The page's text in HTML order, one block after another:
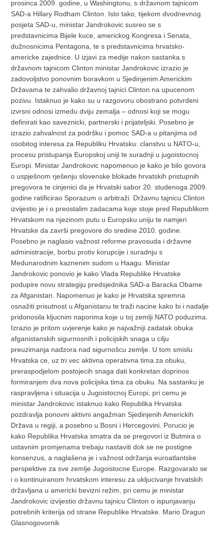
prosinca 2009. godine, u Washingtonu, s državnom tajnicom
SAD-a Hillary Rodham Clinton. Isto tako, tijekom dvodnevnog
posjeta SAD-u, ministar Jandrokovic susreo se s
predstavnicima Bijele kuce, americkog Kongresa i Senata,
dužnosnicima Pentagona, te s predstavnicima hrvatsko-
americke zajednice. U izjavi za medije nakon sastanka s
državnom tajnicom Clinton ministar Jandrokovic izrazio je
zadovoljstvo ponovnim boravkom u Sjedinjenim Americkim
Državama te zahvalio državnoj tajnici Clinton na upucenom
pozivu. Istaknuo je kako su u razgovoru obostrano potvrdeni
izvrsni odnosi izmedu dviju zemalja – odnosi koji se mogu
definirati kao saveznicki, partnerski i prijateljski. Posebno je
izrazio zahvalnost za podršku i pomoc SAD-a u pitanjima od
osobitog interesa za Republiku Hrvatsku: clanstvu u NATO-u,
procesu pristupanja Europskoj uniji te suradnji u jugoistocnoj
Europi. Ministar Jandrokovic napomenuo je kako je bilo govora
o uspješnom rješenju slovenske blokade hrvatskih pristupnih
pregovora te cinjenici da je Hrvatski sabor 20. studenoga 2009.
godine ratificirao Sporazum o arbitraži. Državnu tajnicu Clinton
izvijestio je i o preostalim zadacama koje stoje pred Republikom
Hrvatskom na njezinom putu u Europsku uniju te namjeri
Hrvatske da završi pregovore do sredine 2010. godine.
Posebno je naglasio važnost reforme pravosuda i državne
administracije, borbu protiv korupcije i suradnju s
Medunarodnim kaznenim sudom u Haagu. Ministar
Jandrokovic ponovio je kako Vlada Republike Hrvatske
podupire novu strategiju predsjednika SAD-a Baracka Obame
za Afganistan. Napomenuo je kako je Hrvatska spremna
osnažiti prisutnost u Afganistanu te traži nacine kako bi i nadalje
pridonosila kljucnim naporima koje u toj zemlji NATO poduzima.
Izrazio je pritom uvjerenje kako je najvažniji zadatak obuka
afganistanskih sigurnosnih i policijskih snaga u cilju
preuzimanja nadzora nad sigurnošcu zemlje. U tom smislu
Hrvatska ce, uz tri vec aktivna operativna tima za obuku,
preraspodjelom postojecih snaga dati konkretan doprinos
formiranjem dva nova policijska tima za obuku. Na sastanku je
raspravljena i situacija u Jugoistocnoj Europi, pri cemu je
ministar Jandrokovic istaknuo kako Republika Hrvatska
pozdravlja ponovni aktivni angažman Sjedinjenih Americkih
Država u regiji, a posebno u Bosni i Hercegovini. Porucio je
kako Republika Hrvatska smatra da se pregovori iz Butmira o
ustavnim promjenama trebaju nastaviti dok se ne postigne
konsenzus, a naglašena je i važnost održanja euroatlantske
perspektive za sve zemlje Jugoistocne Europe. Razgovaralo se
i o kontinuiranom hrvatskom interesu za ukljucivanje hrvatskih
državljana u americki bevizni režim, pri cemu je ministar
Jandrokovic izvijestio državnu tajnicu Clinton o ispunjavanju
potrebnih kriterija od strane Republike Hrvatske. Mario Dragun
Glasnogovornik